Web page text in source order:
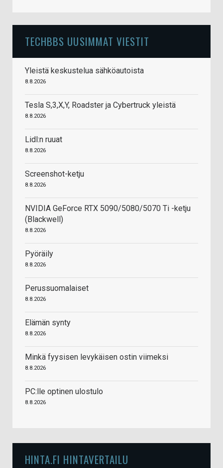
TECHBBS UUSIMMAT VIESTIT
Yleistä keskustelua sähköautoista
8.8.2026
Tesla S,3,X,Y, Roadster ja Cybertruck yleistä
8.8.2026
Lidl:n ruuat
8.8.2026
Screenshot-ketju
8.8.2026
NVIDIA GeForce RTX 5090/5080/5070 Ti -ketju
(Blackwell)
8.8.2026
Pyöräily
8.8.2026
Perussuomalaiset
8.8.2026
Elämän synty
8.8.2026
Minkä fyysisen levykäisen ostin viimeksi
8.8.2026
PC:lle optinen ulostulo
8.8.2026
HINTA.FI HINTAVERTAILU